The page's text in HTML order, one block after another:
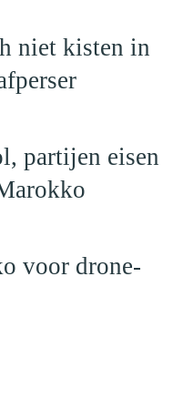
niet kisten in
partijen eisen
voor drone-